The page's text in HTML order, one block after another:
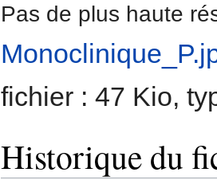
Pas de plus haute
fichier : 47 Kio,
Historique du